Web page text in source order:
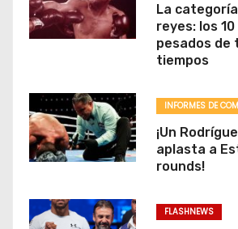
La
reyes: los
pesados de
tiempos
INFORMES DE
¡Un
aplasta a
rounds!
FLASHNEWS